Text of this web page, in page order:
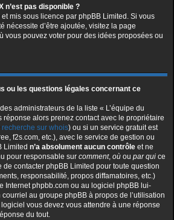
n’est pas disponible ?
mis sous licence par phpBB Limited. Si vous
nécessite d’être ajoutée, visitez la page
vous pouvez voter pour des idées proposées ou
ou les questions légales concernant ce
administrateurs de la liste « L’équipe du
réponse alors prenez contact avec le propriétaire
recherche sur whois) ou si un service gratuit est
f2s.com, etc.), avec le service de gestion ou
Limited n’a absolument aucun contrôle et ne
pour responsable sur comment, où ou par qui ce
de contacter phpBB Limited pour toute question
responsabilité, propos diffamatoires, etc.)
Internet phpbb.com ou au logiciel phpBB lui-
au groupe phpBB à propos de l’utilisation
vous devez vous attendre à une réponse
du tout.